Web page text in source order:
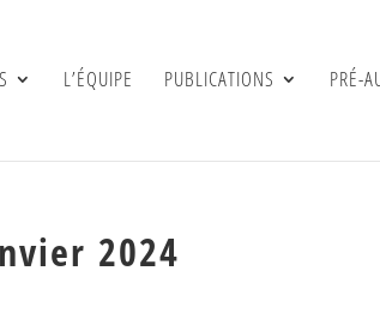
L’ÉQUIPE PUBLICATIONS PRÉ-
2024